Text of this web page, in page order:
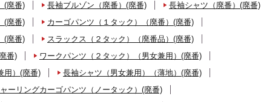
(廃番)
長袖ブルゾン（廃番）(廃番)
長袖シャツ（廃番）(廃番)
(廃番)
カーゴパンツ（１タック）（廃番）(廃番)
(廃番)
スラックス（２タック）（廃番品）(廃番)
番)
ワークパンツ（２タック）（男女兼用）(廃番)
用）(廃番)
長袖シャツ（男女兼用）（薄地）(廃番)
ーリングカーゴパンツ（ノータック）(廃番)